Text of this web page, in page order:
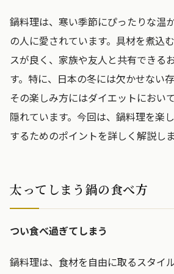
鍋料理は、寒い季節にぴったりな温
の人に愛されています。具材を煮込
スが良く、家族や友人と共有できる
す。特に、日本の冬には欠かせない
その楽しみ方にはダイエットにおい
隠れています。今回は、鍋料理を楽
するためのポイントを詳しく解説しま
太ってしまう鍋の食べ方
つい食べ過ぎてしまう
鍋料理は、食材を自由に取るスタイ